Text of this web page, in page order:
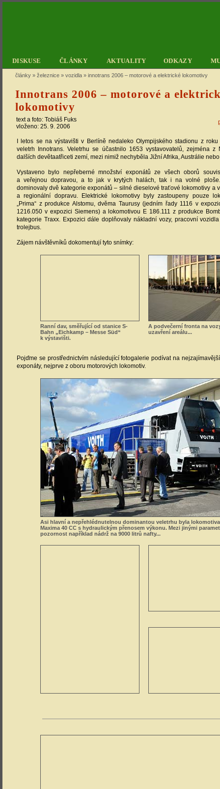
DISKUSE ČLÁNKY AKTUALITY ODKAZY
články » železnice » vozidla » innotrans 2006 – motorové a elektrické lokomotivy
Innotrans 2006 – motorové a
lokomotivy
text a foto: Tobiáš Fuks
vloženo: 25. 9. 2006
I letos se na výstavišti v Berlíně nedaleko Olympijského stadionu z
veletrh Innotrans. Veletrhu se účastnilo 1653 vystavovatelů, zejména z
dalších devětaatřiceti zemí, mezi nimiž nechyběla Jižní Afrika, Austrálie
Vystaveno bylo nepřeberné množství exponátů ze všech oborů
a veřejnou dopravou, a to jak v krytých halách, tak i na volné
dominovaly dvě kategorie exponátů – silné dieselové traťové lokomotivy a
a regionální dopravu. Elektrické lokomotivy byly zastoupeny pouze
„Prima“ z produkce Alstomu, dvěma Taurusy (jedním řady 1116 v
1216.050 v expozici Siemens) a lokomotivou E 186.111 z produkce
kategorie Traxx. Expozici dále doplňovaly nákladní vozy, pracovní
trolejbus.
Zájem návštěvníků dokomentují tyto snímky:
Ranní dav, směřující od stanice S-
Bahn „Eichkamp – Messe Süd“
k výstavišti.
A podvečerní fronta na
uzavření areálu...
Pojďme se prostřednictvím následující fotogalerie podívat na
exponáty, nejprve z oboru motorových lokomotiv.
Asi hlavní a nepřehlédnutelnou dominantou veletrhu byla
Maxima 40 CC s hydraulickým přenosem výkonu. Mezi jinými
pozornost například nádrž na 9000 litrů nafty...